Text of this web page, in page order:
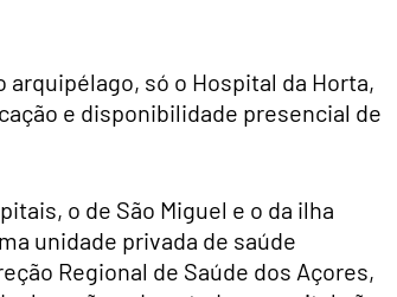
só o Hospital da Horta,
e disponibilidade presencial de
o de São Miguel e o da ilha
unidade privada de saúde
Regional de Saúde dos Açores,